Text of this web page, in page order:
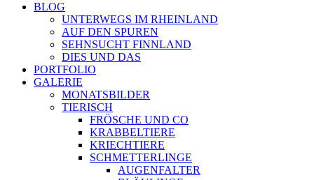
BLOG
UNTERWEGS IM RHEINLAND
AUF DEN SPUREN
SEHNSUCHT FINNLAND
DIES UND DAS
PORTFOLIO
GALERIE
MONATSBILDER
TIERISCH
FRÖSCHE UND CO
KRABBELTIERE
KRIECHTIERE
SCHMETTERLINGE
AUGENFALTER